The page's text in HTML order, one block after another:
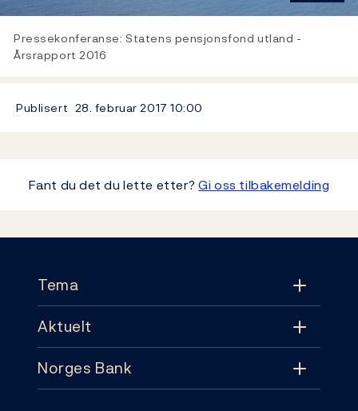
Video
Pressekonferanse: Statens pensjonsfond utland -
Årsrapport 2016
Publisert 28. februar 201710:00
Fant du det du lette etter?Gi oss tilbakemelding
Tema
Tema
Pengepolitikk
Aktuelt
Aktuelt
Norges Bank